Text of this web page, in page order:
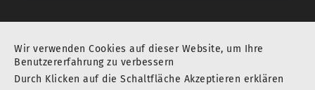
Sie befinden sich an einem ausgezeichneten Ort
Wir verwenden Cookies auf dieser Website, um Ihre
Benutzererfahrung zu verbessern
Durch Klicken auf die Schaltfläche Akzeptieren erklären